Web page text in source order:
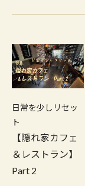
日常を少しリセッ
ト
【隠れ家カフェ
＆レストラン】
Part 2